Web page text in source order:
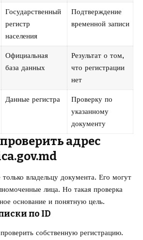
Государственный
регистр
населения
Подтверждение
временной записи
Официальная
база данных
Результат о том,
что регистрации
нет
Данные регистра
Проверку по
указанному
документу
адрес
владельцу документа. Его могут
лица. Но такая проверка
основание и понятную цель.
по ID
собственную регистрацию.